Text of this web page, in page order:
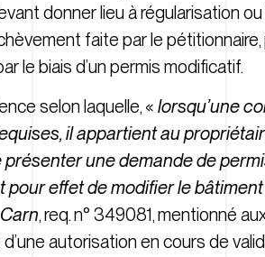
donner lieu à régularisation ou
faite par le
le biais d’un permis modificatif.
selon laquelle, « lorsqu’une
il appartient au
une demande de
effet de modifier le bâtiment
, req. n° 349081, mentionné
autorisation en cours de